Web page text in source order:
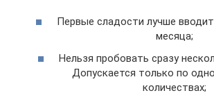
Первые сладости лучше
месяца;
Нельзя пробовать сразу
Допускается только по
количествах;